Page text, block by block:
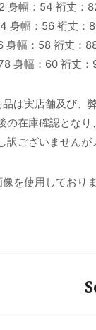
身幅：54 裄丈：
身幅：56 裄丈：
身幅：58 裄丈：
身幅：60 裄丈
は実店舗及び、
の在庫確認とな
訳ございませんが
を使用しており